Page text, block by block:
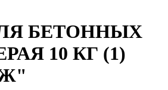
БЕТОННЫХ
10 КГ (1)